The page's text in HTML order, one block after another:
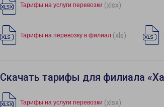
Тарифы на услуги перевозки (xlsx)
Тарифы на перевозку в филиал (xls)
Скачать тарифы для филиала
Тарифы на услуги перевозки (xlsx)